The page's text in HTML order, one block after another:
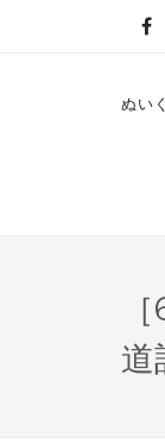
ぬい
道